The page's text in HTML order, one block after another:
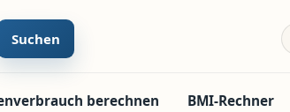
Suchen
berechnen BMI-Rechner